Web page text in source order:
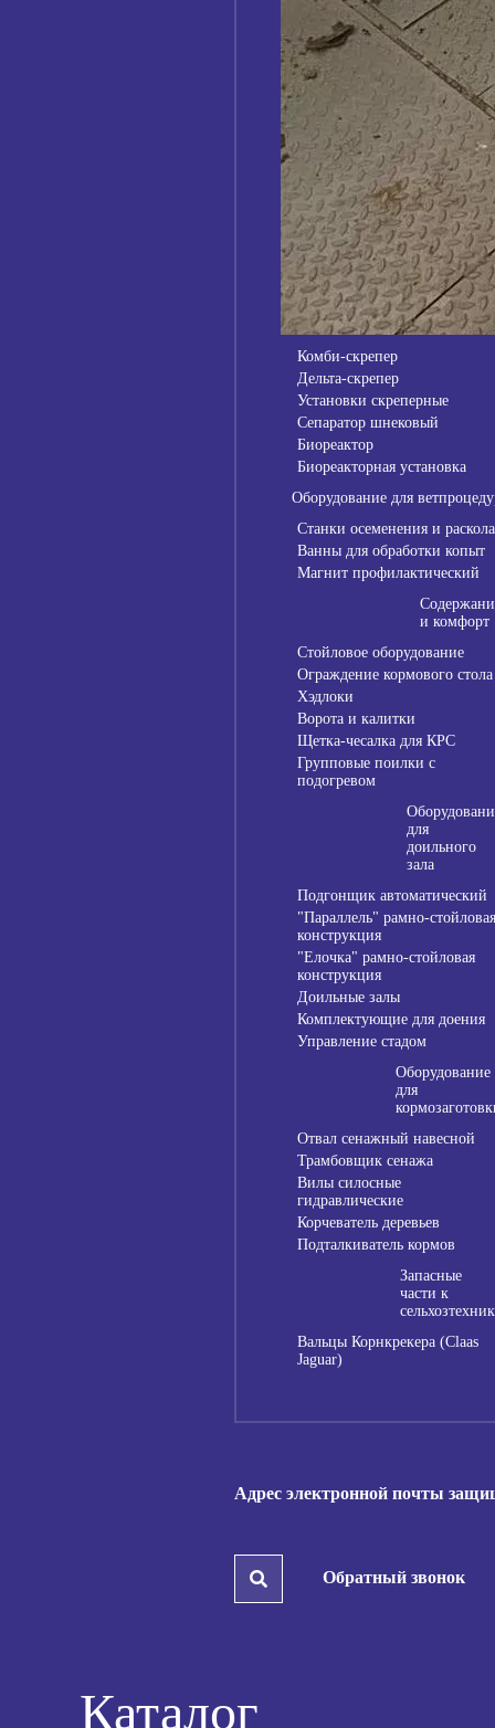
Комби-скрепер
Дельта-скрепер
Установки скреперные
Сепаратор шнековый
Биореактор
Биореакторная установка
Оборудование для
Станки осеменения и раскола
Ванны для обработки копыт
Магнит профилактический
и комфорт
Стойловое оборудование
Ограждение кормового стола
Хэдлоки
Ворота и калитки
Щетка-чесалка для КРС
Групповые поилки с
подогревом
для
доильного
зала
Подгонщик автоматический
"Параллель" рамно-стойловая
конструкция
"Елочка" рамно-стойловая
конструкция
Доильные залы
Комплектующие для доения
Управление стадом
Оборудование
для
Отвал сенажный навесной
Трамбовщик сенажа
Вилы силосные
гидравлические
Корчеватель деревьев
Подталкиватель кормов
Запасные
части к
Вальцы Корнкрекера (Claas
Jaguar)
Адрес электронной почты
Обратный звонок
Каталог